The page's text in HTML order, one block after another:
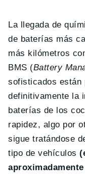
La llegada de
de baterías más
más kilómetros
BMS (Battery
sofisticados están
definitivamente la
baterías de los
rapidez, algo por
sigue tratándose
tipo de vehículos